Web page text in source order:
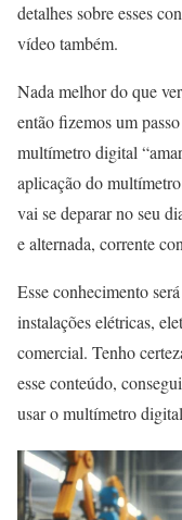
detalhes sobre esses
vídeo também.
Nada melhor do que
então fizemos um
multímetro digital
aplicação do
vai se deparar no seu
e alternada, corrente
Esse conhecimento
instalações elétricas,
comercial. Tenho
esse conteúdo,
usar o multímetro